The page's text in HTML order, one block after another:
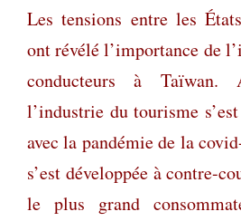
Les tensions entre les
ont révélé l’importance de
conducteurs à
l’industrie du tourisme
avec la pandémie de la
s’est développée à contre-
le plus grand